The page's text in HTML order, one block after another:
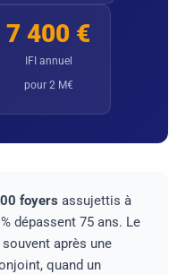
7 400 €
IFI annuel
pour 2 M€
foyers assujettis à
dépassent 75 ans. Le
après une
quand un